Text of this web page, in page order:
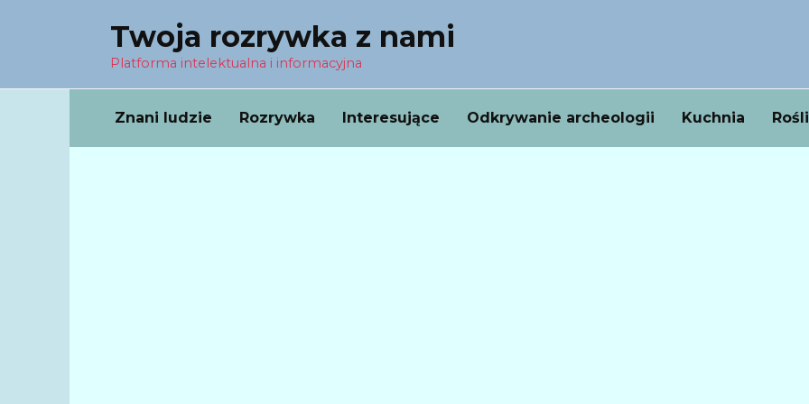
Twoja rozrywka z nami
Platforma intelektualna i informacyjna
Znani ludzie Rozrywka Interesujące Odkrywanie archeologii Kuchnia